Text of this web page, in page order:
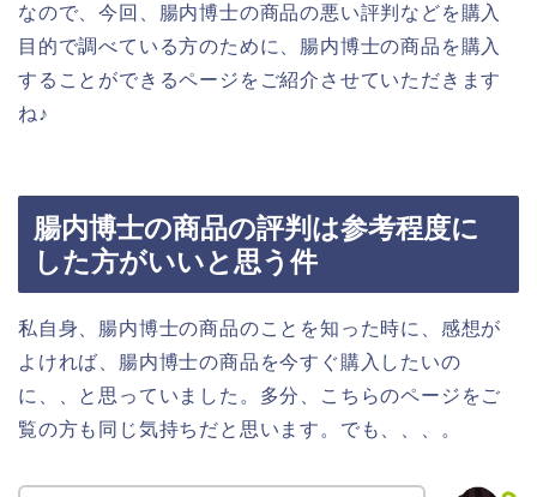
なので、今回、腸内博士の商品の悪い評判などを購入
目的で調べている方のために、腸内博士の商品を購入
することができるページをご紹介させていただきます
ね♪
腸内博士の商品の評判は参考程度に
した方がいいと思う件
私自身、腸内博士の商品のことを知った時に、感想が
よければ、腸内博士の商品を今すぐ購入したいの
に、、と思っていました。多分、こちらのページをご
覧の方も同じ気持ちだと思います。でも、、、。